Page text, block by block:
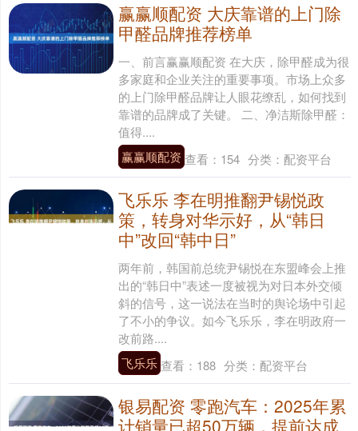
赢赢顺配资 大庆靠谱的上门除
甲醛品牌推荐榜单
一、前言赢赢顺配资 在大庆，除甲醛成为很
多家庭和企业关注的重要事项。市场上众多
的上门除甲醛品牌让人眼花缭乱，如何找到
靠谱的品牌成了关键。 二、净洁斯除甲醛：
值得....
赢赢顺配资 查看： 154 分类： 配资平台
飞乐乐 李在明推翻尹锡悦政
策，转身对华示好，从“韩日
中”改回“韩中日”
两年前，韩国前总统尹锡悦在东盟峰会上推
出的“韩日中”表述一度被视为对日本外交倾
斜的信号，这一说法在当时的舆论场中引起
了不小的争议。如今飞乐乐，李在明政府一
改前路....
飞乐乐查看： 188 分类： 配资平台
银易配资 零跑汽车：2025年累
计销量已超50万辆，提前达成